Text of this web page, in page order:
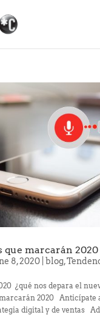
que marcarán 2020
8, 2020| blog,
¿qué nos depara el
2020 Anticípate
digital y de ventas